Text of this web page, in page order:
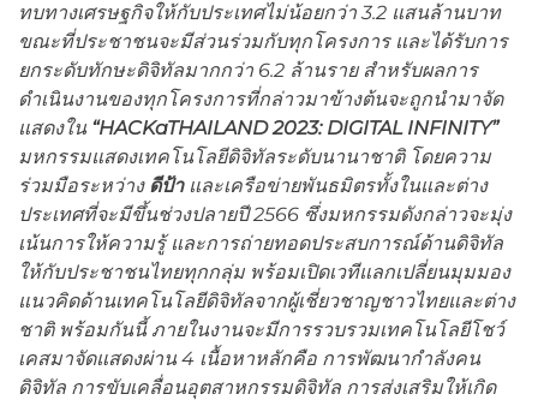
ทบทางเศรษฐกิจให้กับประเทศไม่น้อยกว่า3.2 แสนล้านบาท
ขณะที่ประชาชนจะมีส่วนร่วมกับทุกโครงการ และได้รับการ
ยกระดับทักษะดิจิทัลมากกว่า 6.2 ล้านราย สำหรับผลการ
ดำเนินงานของทุกโครงการที่กล่าวมาข้างต้นจะถูกนำมาจัด
แสดงใน “HACKaTHAILAND 2023: DIGITAL INFINITY”
มหกรรมแสดงเทคโนโลยีดิจิทัลระดับนานาชาติ โดยความ
ร่วมมือระหว่าง ดีป้าและเครือข่ายพันธมิตรทั้งในและต่าง
ประเทศที่จะมีขึ้นช่วงปลายปี 2566 ซึ่งมหกรรมดังกล่าวจะมุ่ง
เน้นการให้ความรู้ และการถ่ายทอดประสบการณ์ด้านดิจิทัล
ให้กับประชาชนไทยทุกกลุ่ม พร้อมเปิดเวทีแลกเปลี่ยนมุมมอง
แนวคิดด้านเทคโนโลยีดิจิทัลจากผู้เชี่ยวชาญชาวไทยและต่าง
ชาติ พร้อมกันนี้ ภายในงานจะมีการรวบรวมเทคโนโลยีโชว์
เคสมาจัดแสดงผ่าน 4 เนื้อหาหลักคือ การพัฒนากำลังคน
ดิจิทัล การขับเคลื่อนอุตสาหกรรมดิจิทัล การส่งเสริมให้เกิด